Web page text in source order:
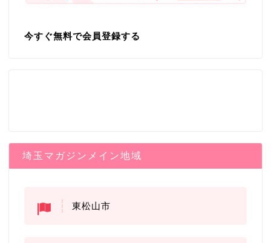
今すぐ無料で会員登録する
埼玉マガジンメイン地域
東松山市